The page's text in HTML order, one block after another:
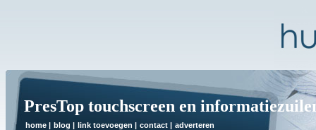
PresTop touchscreen en
home | blog | link toevoegen | contact | adverteren